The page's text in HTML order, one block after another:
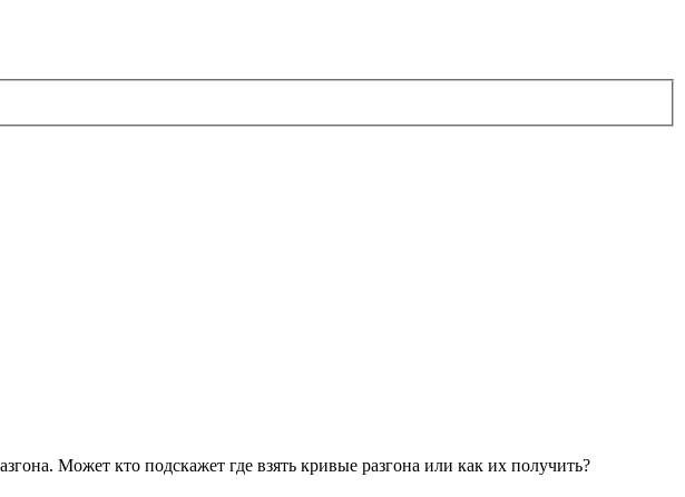
Может кто подскажет где взять кривые разгона или как их получить?